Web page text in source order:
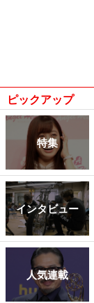
ピックアップ
特集
インタビュー
人気連載